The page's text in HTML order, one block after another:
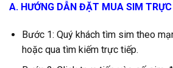
A. HƯỚNG DẪN ĐẶT MUA SIM
Bước 1: Quý khách tìm sim theo
hoặc qua tìm kiếm trực tiếp.